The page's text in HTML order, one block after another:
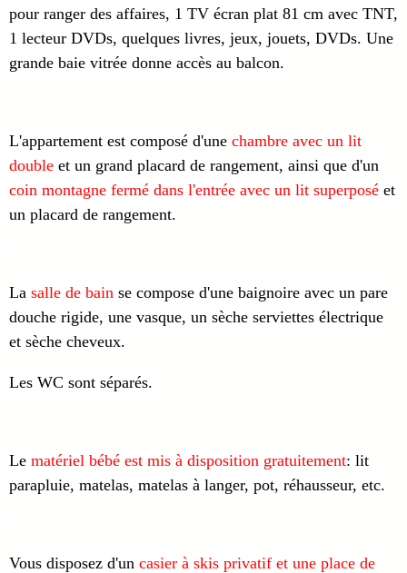
pour ranger des affaires, 1 TV écran plat 81 cm avec TNT,
1 lecteur DVDs, quelques livres, jeux, jouets, DVDs. Une
grande baie vitrée donne accès au balcon.
L'appartement est composé d'une chambre avec un lit
double et un grand placard de rangement, ainsi que d'un
coin montagne fermé dans l'entrée avec un lit superposé et
un placard de rangement.
La salle de bain se compose d'une baignoire avec un pare
douche rigide, une vasque, un sèche serviettes électrique
et sèche cheveux.
Les WC sont séparés.
Le matériel bébé est mis à disposition gratuitement: lit
parapluie, matelas, matelas à langer, pot, réhausseur, etc.
Vous disposez d'un casier à skis privatif et une place de